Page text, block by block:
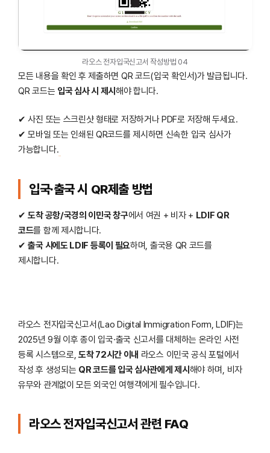
라오스 전자입국신고서 작성방법 04
모든 내용을 확인 후 제출하면 QR 코드(입국 확인서)가 발급됩니다.
QR 코드는 입국 심사 시 제시 해야 합니다.
✔ 사진 또는 스크린샷 형태로 저장하거나 PDF로 저장해 두세요.
✔ 모바일 또는 인쇄된 QR코드를 제시하면 신속한 입국 심사가
가능합니다.
입국·출국 시 QR제출 방법
✔도착 공항/국경의 이민국 창구에서 여권 + 비자 + LDIF QR
코드를 함께 제시합니다.
✔출국 시에도 LDIF 등록이 필요하며, 출국용 QR 코드를
제시합니다.
라오스 전자입국신고서(Lao Digital Immigration Form, LDIF)는
2025년 9월 이후 종이 입국·출국 신고서를 대체하는 온라인 사전
등록 시스템으로, 도착 72시간 이내 라오스 이민국 공식 포털에서
작성 후 생성되는 QR 코드를 입국 심사관에게 제시 해야 하며, 비자
유무와 관계없이 모든 외국인 여행객에게 필수입니다.
라오스 전자입국신고서 관련 FAQ